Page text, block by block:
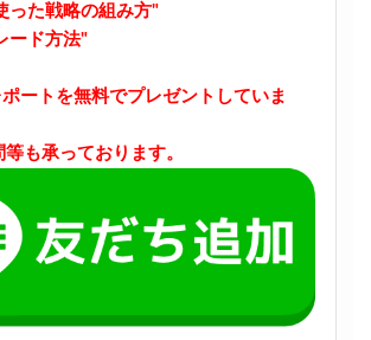
った戦略の組み方"
ード方法"
ートを無料でプレゼントしていま
も承っております。